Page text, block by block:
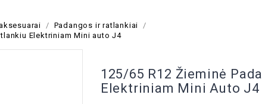
Padangos ir ratlankiai
Elektriniam Mini auto J4
125/65 R12 Žieminė
Elektriniam Mini Auto J4